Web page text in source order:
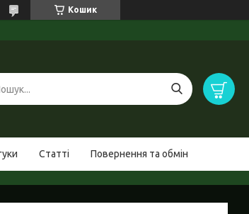
Кошик
Статті Повернення та обмін